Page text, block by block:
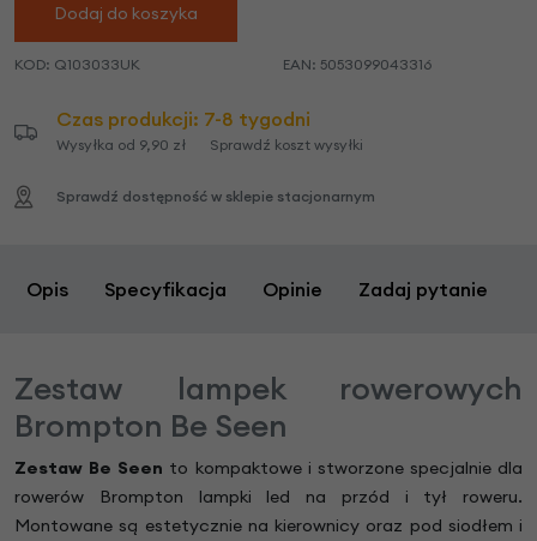
Dodaj do koszyka
KOD: Q103033UK EAN: 5053099043316
Czas produkcji: 7-8 tygodni
Wysyłka od 9,90 zł Sprawdź koszt wysyłki
Sprawdź dostępność w sklepie stacjonarnym
Opis Specyfikacja Opinie Zadaj pytanie
Zestaw lampek rowerowych
Brompton Be Seen
Zestaw Be Seen to kompaktowe i stworzone specjalnie dla
rowerów Brompton lampki led na przód i tył roweru.
Montowane są estetycznie na kierownicy oraz pod siodłem i